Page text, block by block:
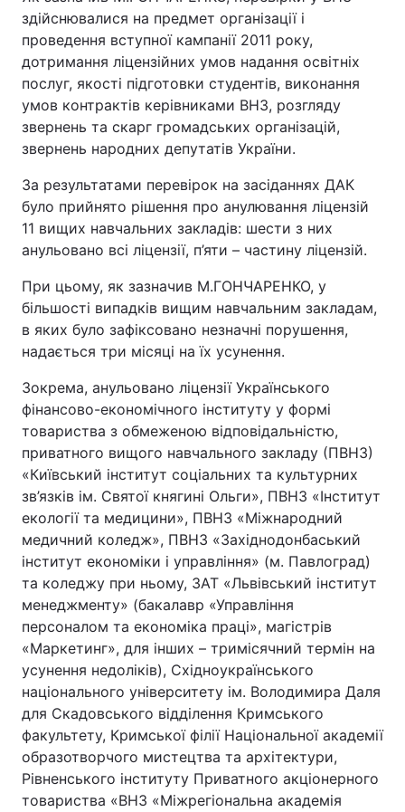
Лонгріди
Відео з Youtube Статті
Інтерв'ю Думки
Контакти
Послуги
Тема оформлення
здійснювалися на предмет організації і
проведення вступної кампанії 2011 року,
дотримання ліцензійних умов надання освітніх
послуг, якості підготовки студентів, виконання
умов контрактів керівниками ВНЗ, розгляду
звернень та скарг громадських організацій,
звернень народних депутатів України.
За результатами перевірок на засіданнях ДАК
було прийнято рішення про анулювання ліцензій
11 вищих навчальних закладів: шести з них
анульовано всі ліцензії, п’яти – частину ліцензій.
При цьому, як зазначив М.ГОНЧАРЕНКО, у
більшості випадків вищим навчальним закладам,
в яких було зафіксовано незначні порушення,
надається три місяці на їх усунення.
Зокрема, анульовано ліцензії Українського
фінансово-економічного інституту у формі
товариства з обмеженою відповідальністю,
приватного вищого навчального закладу (ПВНЗ)
«Київський інститут соціальних та культурних
зв’язків ім. Святої княгині Ольги», ПВНЗ «Інститут
екології та медицини», ПВНЗ «Міжнародний
медичний коледж», ПВНЗ «Західнодонбаський
інститут економіки і управління» (м. Павлоград)
та коледжу при ньому, ЗАТ «Львівський інститут
менеджменту» (бакалавр «Управління
персоналом та економіка праці», магістрів
«Маркетинг», для інших – тримісячний термін на
усунення недоліків), Східноукраїнського
національного університету ім. Володимира Даля
для Скадовського відділення Кримського
факультету, Кримської філії Національної академії
образотворчого мистецтва та архітектури,
Рівненського інституту Приватного акціонерного
товариства «ВНЗ «Міжрегіональна академія